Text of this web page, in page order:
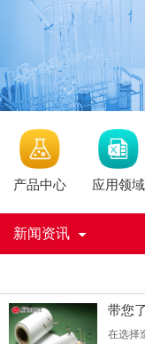
产品中心 应用领域
新闻资讯
带您
在选择